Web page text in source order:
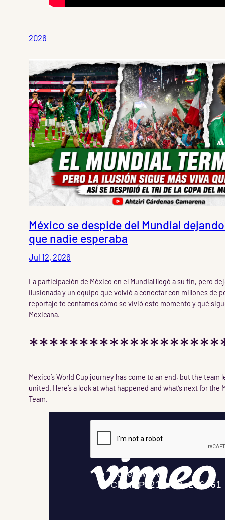
2026
México se despide del Mundial
que nadie esperaba
Jul 12, 2026
La participación de México en el Mundial llegó a su fin, pero
ilusionada y un equipo que volvió a conectar con millones de
reportaje te contamos cómo se vivió este momento y qué
Mexicana.
Mexico’s World Cup journey has come to an end, but the
united. Here’s a look at what happened and what’s next for the
Team.